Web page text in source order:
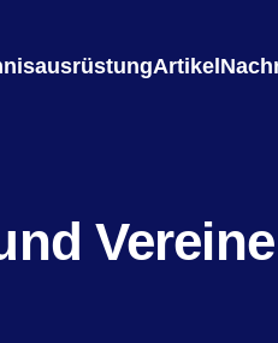
Artikel
Vereine